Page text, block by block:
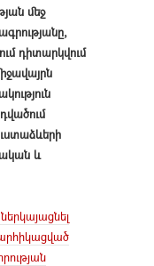
մեջ
դիտարկվում
և